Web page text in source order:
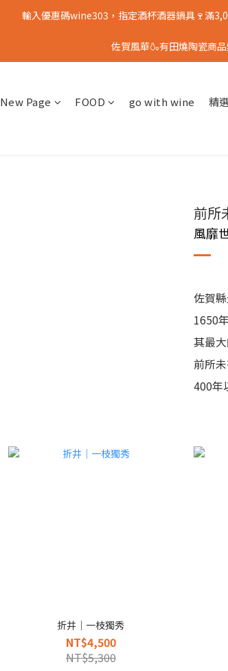
輸入優惠碼wine303，指定酒杯酒器鍋具🍷滿
佐賀風華🍶有田燒陶瓷商
New Page FOOD go with wine 精
前所
風靡
佐賀縣
1650
其最
前所
400年
折井｜一枝獨秀
NT$4,500
NT$5,300